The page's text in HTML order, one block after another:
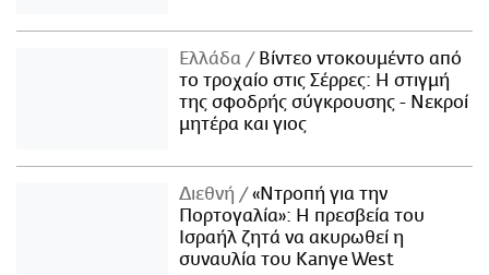
Ελλάδα
Βίντεο ντοκουμέντο από
το τροχαίο στις Σέρρες: Η στιγμή
της σφοδρής σύγκρουσης - Νεκροί
μητέρα και γιος
Διεθνή
«Ντροπή για την
Πορτογαλία»: Η πρεσβεία του
Ισραήλ ζητά να ακυρωθεί η
συναυλία του Kanye West